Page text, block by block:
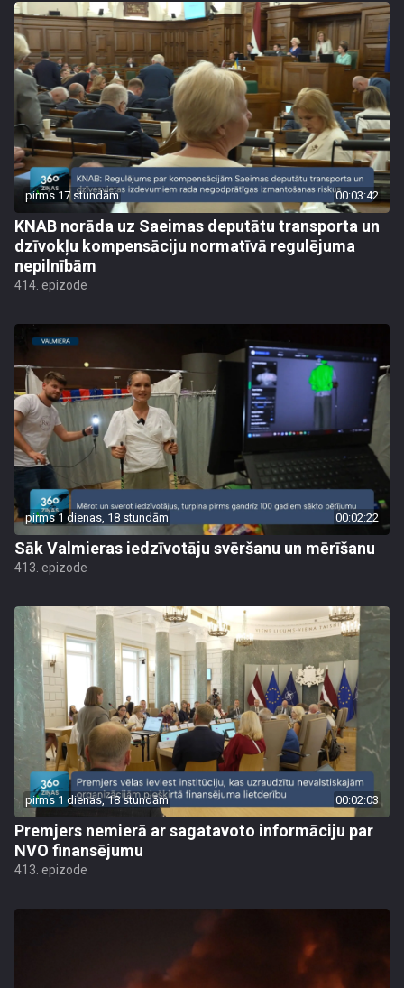
pirms 17 stundām 00:03:42
KNAB norāda uz Saeimas deputātu transporta un
dzīvokļu kompensāciju normatīvā regulējuma
nepilnībām
414. epizode
pirms 1 dienas, 18 stundām 00:02:22
Sāk Valmieras iedzīvotāju svēršanu un mērīšanu
413. epizode
pirms 1 dienas, 18 stundām 00:02:03
Premjers nemierā ar sagatavoto informāciju par
NVO finansējumu
413. epizode